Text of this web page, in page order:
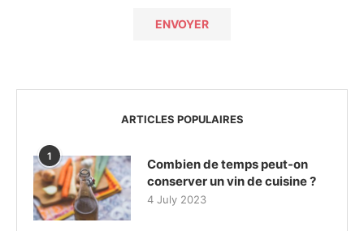
ARTICLES POPULAIRES
1
Combien de temps peut-on
conserver un vin de cuisine ?
4 July 2023